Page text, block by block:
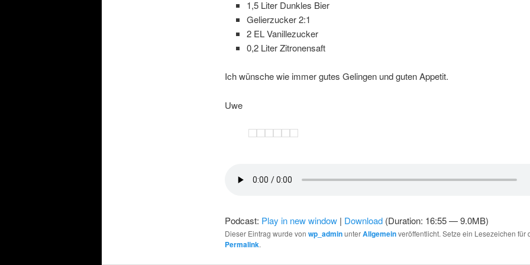
1,5 Liter Dunkles Bier
Gelierzucker 2:1
2 EL Vanillezucker
0,2 Liter Zitronensaft
Ich wünsche wie immer gutes Gelingen und guten Appetit.
Uwe
Podcast: Play in new window| Download(Duration: 16:55 — 9.0MB)
Dieser Eintrag wurde von wp_adminunterAllgemeinveröffentlicht. Setze ein Lesezeichen für
Permalink.